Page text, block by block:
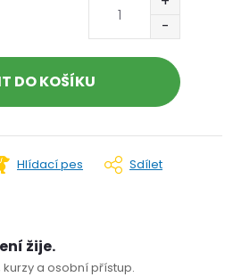
DO KOŠÍKU
Hlídací pes Sdílet
žije.
a osobní přístup.